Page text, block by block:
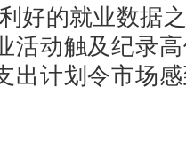
的就业数据之
活动触及纪录
出计划令市场